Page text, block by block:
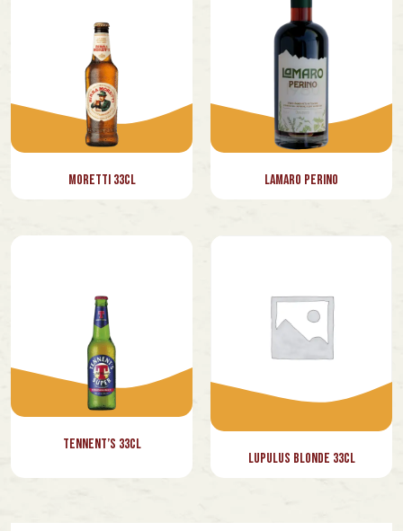
Moretti 33cl Lamaro Perino
⁠Tennent’s 33cl
Lupulus Blonde 33cl